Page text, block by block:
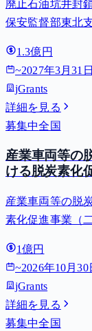
廃止石油坑井封
保安監督部東北支
1.3億円
~2027年3月31日
jGrants
詳細を見る
募集中全国
産業車両等の
ける脱炭素化
産業車両等の脱
素化促進事業（
1億円
~2026年10月30
jGrants
詳細を見る
募集中全国